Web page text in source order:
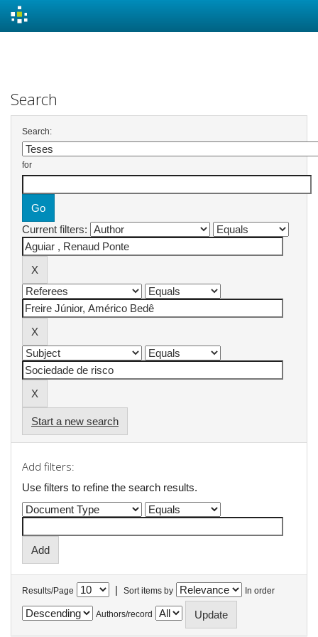
Search
Search:
for
Current filters:
Start a new search
Add filters:
Use filters to refine the search results.
Results/Page | Sort items by In order
Authors/record